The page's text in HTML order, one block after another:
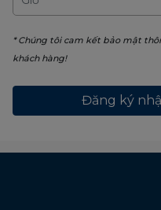
* Chúng tôi cam kết bảo mật
khách hàng!